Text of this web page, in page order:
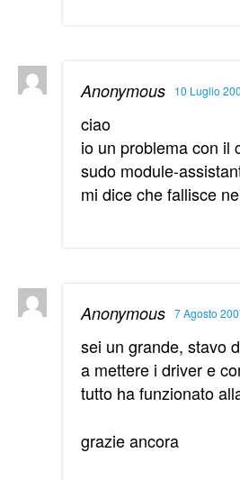
Anonymous 10 Luglio
ciao
io un problema con il
sudo module-
mi dice che fallisce
Anonymous 7 Agosto
sei un grande, stavo
a mettere i driver e
tutto ha funzionato
grazie ancora